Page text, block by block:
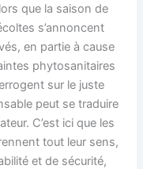
que la saison de
s’annoncent
en partie à cause
phytosanitaires
sur le juste
peut se traduire
C’est ici que les
tout leur sens,
et de sécurité,